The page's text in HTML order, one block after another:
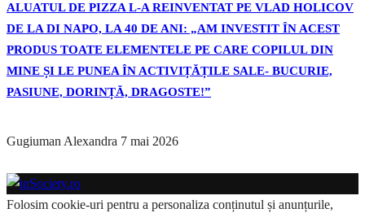
ALUATUL DE PIZZA L-A REINVENTAT PE VLAD HOLICOV
DE LA DI NAPO, LA 40 DE ANI: „AM INVESTIT ÎN ACEST
PRODUS TOATE ELEMENTELE PE CARE COPILUL DIN
MINE ȘI LE PUNEA ÎN ACTIVIȚĂȚILE SALE- BUCURIE,
PASIUNE, DORINȚĂ, DRAGOSTE!”
Gugiuman Alexandra 7 mai 2026
Folosim cookie-uri pentru a personaliza conținutul și anunțurile,